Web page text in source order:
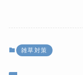
雑草対策